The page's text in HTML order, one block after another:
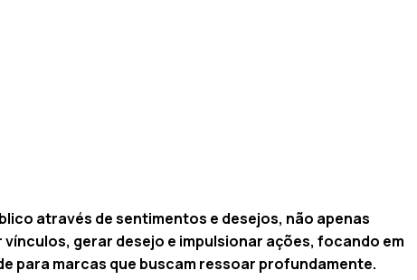
através de sentimentos e desejos, não apenas
gerar desejo e impulsionar ações, focando em
para marcas que buscam ressoar profundamente.